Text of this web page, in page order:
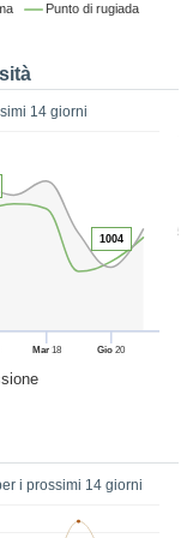
Punto di rugiada
14 giorni
50
Mar18 Gio 20
1004
i prossimi 14 giorni